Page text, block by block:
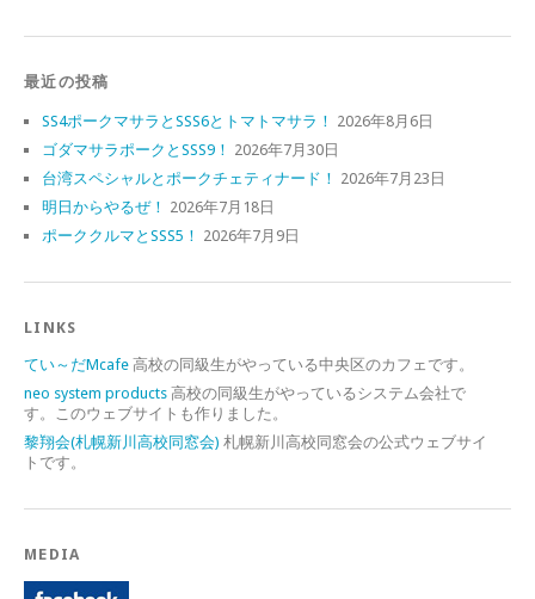
最近の投稿
SS4ポークマサラとSSS6とトマトマサラ！ 2026年8月6日
ゴダマサラポークとSSS9！ 2026年7月30日
台湾スペシャルとポークチェティナード！ 2026年7月23日
明日からやるぜ！ 2026年7月18日
ポーククルマとSSS5！ 2026年7月9日
LINKS
てい～だMcafe 高校の同級生がやっている中央区のカフェです。
neo system products 高校の同級生がやっているシステム会社で
す。このウェブサイトも作りました。
黎翔会(札幌新川高校同窓会) 札幌新川高校同窓会の公式ウェブサイ
トです。
MEDIA